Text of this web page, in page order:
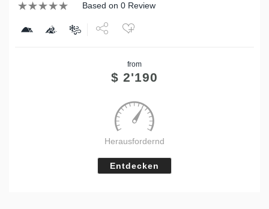
Based on 0 Review
Tweet
from
$ 2'190
Herausfordernd
Entdecken